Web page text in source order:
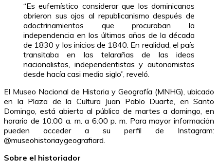
“Es eufemístico considerar que los dominicanos
abrieron sus ojos al republicanismo después de
adoctrinamientos que procuraban la
independencia en los últimos años de la década
de 1830 y los inicios de 1840. En realidad, el país
transitaba en las telarañas de las ideas
nacionalistas, independentistas y autonomistas
desde hacía casi medio siglo”, reveló.
El Museo Nacional de Historia y Geografía (MNHG), ubicado
en la Plaza de la Cultura Juan Pablo Duarte, en Santo
Domingo, está abierto al público de martes a domingo, en
horario de 10:00 a. m. a 6:00 p. m. Para mayor información
pueden acceder a su perfil de Instagram:
@museohistoriaygeografiard.
Sobre el historiador